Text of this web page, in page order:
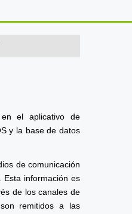
el aplicativo de
y la base de datos
de comunicación
Esta información es
de los canales de
remitidos a las